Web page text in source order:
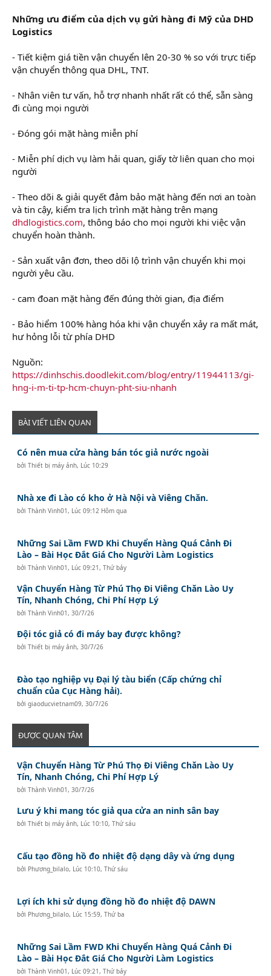
Những ưu điểm của dịch vụ gửi hàng đi Mỹ của DHD
Logistics
- Tiết kiệm giá tiền vận chuyển lên 20-30 % so với trực tiếp
vận chuyển thông qua DHL, TNT.
- Nhân viên tư vấn, hỗ trợ nhanh nhất rất có thể, sẵn sàng
đi cùng mọi người
- Đóng gói mặt hàng miễn phí
- Miễn phí dịch vụ làm hải quan, giấy tờ liên quan cho mọi
người
- Theo dõi & giải quyết đảm bảo mặt hàng đến nơi an toàn
và tin cậy, kiểm tra lịch trình mặt hàng trên mạng
dhdlogistics.com, thông báo cho mọi người khi việc vận
chuyển hoàn thành.
- Sản xuất vận đơn, theo dõi lộ trình vận chuyển khi mọi
người yêu cầu.
- cam đoan mặt hàng đến đúng thời gian, địa điểm
- Bảo hiểm 100% hàng hóa khi vận chuyển xảy ra mất mát,
hư hỏng lỗi từ phía DHD
Nguồn:
https://dinhschis.doodlekit.com/blog/entry/11944113/gi-
hng-i-m-ti-tp-hcm-chuyn-pht-siu-nhanh
BÀI VIẾT LIÊN QUAN
Có nên mua cửa hàng bán tóc giả nước ngoài
bởiThiết bị máy ảnh, Lúc 10:29
Nhà xe đi Lào có kho ở Hà Nội và Viêng Chăn.
bởiThành Vinh01 , Lúc 09:12 Hôm qua
Những Sai Lầm FWD Khi Chuyển Hàng Quá Cảnh Đi
Lào – Bài Học Đắt Giá Cho Người Làm Logistics
bởiThành Vinh01 , Lúc 09:21, Thứ bảy
Vận Chuyển Hàng Từ Phú Thọ Đi Viêng Chăn Lào Uy
Tín, Nhanh Chóng, Chi Phí Hợp Lý
bởiThành Vinh01 ,30/7/26
Đội tóc giả có đi máy bay được không?
bởiThiết bị máy ảnh,30/7/26
Đào tạo nghiệp vụ Đại lý tàu biển (Cấp chứng chỉ
chuẩn của Cục Hàng hải).
bởigiaoducvietnam09,30/7/26
ĐƯỢC QUAN TÂM
Vận Chuyển Hàng Từ Phú Thọ Đi Viêng Chăn Lào Uy
Tín, Nhanh Chóng, Chi Phí Hợp Lý
bởiThành Vinh01 ,30/7/26
Lưu ý khi mang tóc giả qua cửa an ninh sân bay
bởiThiết bị máy ảnh, Lúc 10:10, Thứ sáu
Cấu tạo đồng hồ đo nhiệt độ dạng dây và ứng dụng
bởi Phương_bilalo, Lúc 10:10, Thứ sáu
Lợi ích khi sử dụng đồng hồ đo nhiệt độ DAWN
bởi Phương_bilalo, Lúc 15:59, Thứ ba
Những Sai Lầm FWD Khi Chuyển Hàng Quá Cảnh Đi
Lào – Bài Học Đắt Giá Cho Người Làm Logistics
bởiThành Vinh01 , Lúc 09:21, Thứ bảy